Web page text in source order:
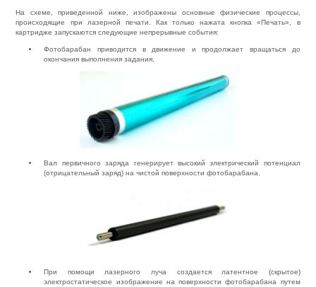
На схеме, приведенной ниже, изображены основные физические процессы,
происходящие при лазерной печати. Как только нажата кнопка «Печать», в
картридже запускаются следующие непрерывные события:
Фотобарабан приводится в движение и продолжает вращаться до
окончания выполнения задания,
Вал первичного заряда генерирует высокий электрический потенциал
(отрицательный заряд) на чистой поверхности фотобарабана,
При помощи лазерного луча создается латентное (скрытое)
электростатическое изображение на поверхности фотобарабана путем